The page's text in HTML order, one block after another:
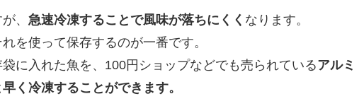
、 急速冷凍することで風味が落ちにくく なります。
を使って保存するのが一番です。
に入れた魚を、100円ショップなどでも売られているアルミ
く冷凍することができます。